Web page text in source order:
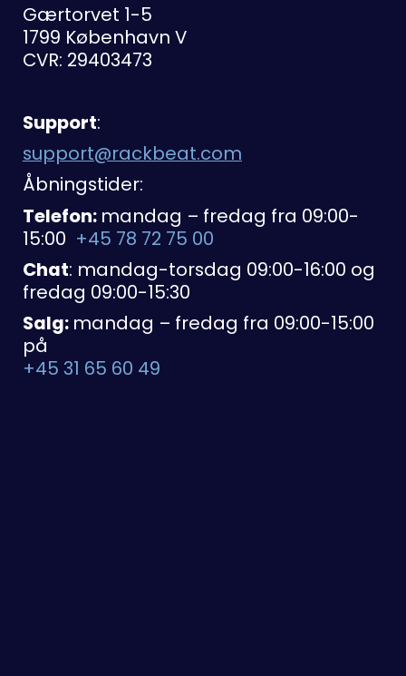
Gærtorvet 1-5
1799 København V
CVR: 29403473
Support:
support@rackbeat.com
Åbningstider:
Telefon: mandag – fredag fra 09:00-
15:00 +45 78 72 75 00
Chat: mandag-torsdag 09:00-16:00 og
fredag 09:00-15:30
Salg: mandag – fredag fra 09:00-15:00
på
+45 31 65 60 49